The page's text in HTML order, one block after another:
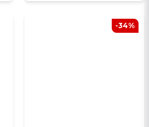
-34%